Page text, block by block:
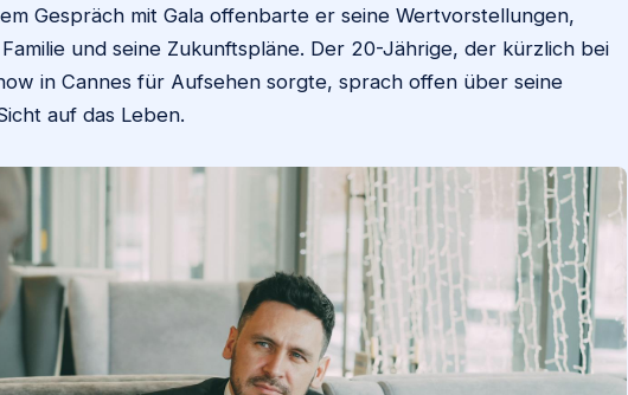
Gespräch mit Gala offenbarte er seine Wertvorstellungen,
und seine Zukunftspläne. Der 20-Jährige, der kürzlich bei
in Cannes für Aufsehen sorgte, sprach offen über seine
auf das Leben.